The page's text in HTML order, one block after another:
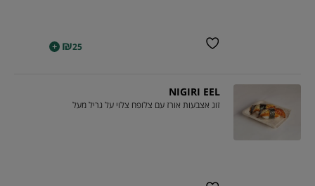
₪25
+
NIGIRI EEL
זוג אצבעות אורז עם צלופח צלוי על גריל מעל